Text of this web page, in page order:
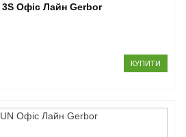
Офіс Лайн Gerbor
КУПИТИ